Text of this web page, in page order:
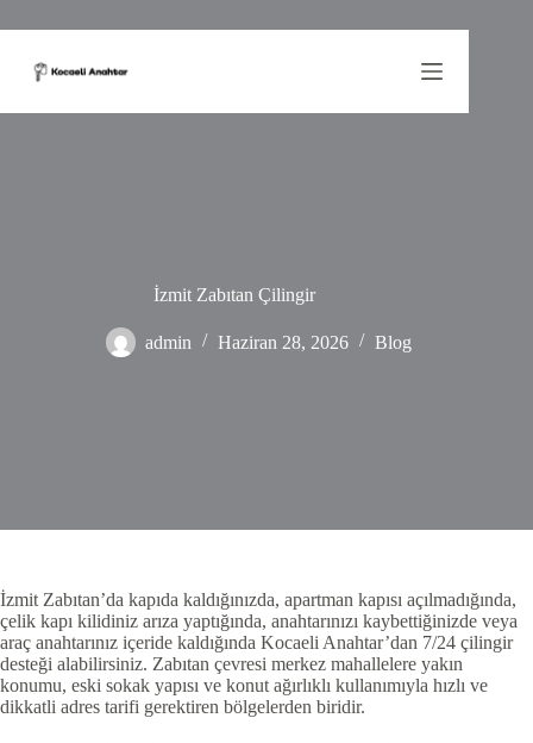
to
İzmit Zabıtan Çilingir
admin Haziran 28, 2026 Blog
İzmit Zabıtan’da kapıda kaldığınızda, apartman kapısı açılmadığında,
çelik kapı kilidiniz arıza yaptığında, anahtarınızı kaybettiğinizde veya
araç anahtarınız içeride kaldığında Kocaeli Anahtar’dan 7/24 çilingir
desteği alabilirsiniz. Zabıtan çevresi merkez mahallelere yakın
konumu, eski sokak yapısı ve konut ağırlıklı kullanımıyla hızlı ve
dikkatli adres tarifi gerektiren bölgelerden biridir.